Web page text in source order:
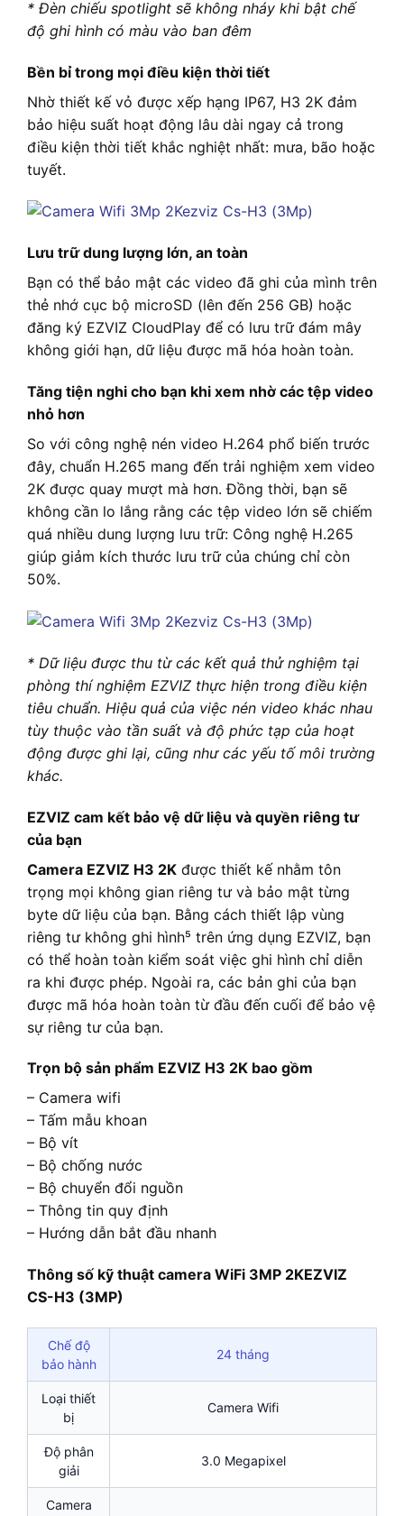
* Đèn chiếu spotlight sẽ không nháy khi bật chế
độ ghi hình có màu vào ban đêm
Bền bỉ trong mọi điều kiện thời tiết
Nhờ thiết kế vỏ được xếp hạng IP67, H3 2K đảm
bảo hiệu suất hoạt động lâu dài ngay cả trong
điều kiện thời tiết khắc nghiệt nhất: mưa, bão hoặc
tuyết.
Lưu trữ dung lượng lớn, an toàn
Bạn có thể bảo mật các video đã ghi của mình trên
thẻ nhớ cục bộ microSD (lên đến 256 GB) hoặc
đăng ký EZVIZ CloudPlay để có lưu trữ đám mây
không giới hạn, dữ liệu được mã hóa hoàn toàn.
Tăng tiện nghi cho bạn khi xem nhờ các tệp video
nhỏ hơn
So với công nghệ nén video H.264 phổ biến trước
đây, chuẩn H.265 mang đến trải nghiệm xem video
2K được quay mượt mà hơn. Đồng thời, bạn sẽ
không cần lo lắng rằng các tệp video lớn sẽ chiếm
quá nhiều dung lượng lưu trữ: Công nghệ H.265
giúp giảm kích thước lưu trữ của chúng chỉ còn
50%.
* Dữ liệu được thu từ các kết quả thử nghiệm tại
phòng thí nghiệm EZVIZ thực hiện trong điều kiện
tiêu chuẩn. Hiệu quả của việc nén video khác nhau
tùy thuộc vào tần suất và độ phức tạp của hoạt
động được ghi lại, cũng như các yếu tố môi trường
khác.
EZVIZ cam kết bảo vệ dữ liệu và quyền riêng tư
của bạn
Camera EZVIZ H3 2K được thiết kế nhằm tôn
trọng mọi không gian riêng tư và bảo mật từng
byte dữ liệu của bạn. Bằng cách thiết lập vùng
riêng tư không ghi hình⁵ trên ứng dụng EZVIZ, bạn
có thể hoàn toàn kiểm soát việc ghi hình chỉ diễn
ra khi được phép. Ngoài ra, các bản ghi của bạn
được mã hóa hoàn toàn từ đầu đến cuối để bảo vệ
sự riêng tư của bạn.
Trọn bộ sản phẩm EZVIZ H3 2K bao gồm
– Camera wifi
– Tấm mẫu khoan
– Bộ vít
– Bộ chống nước
– Bộ chuyển đổi nguồn
– Thông tin quy định
– Hướng dẫn bắt đầu nhanh
Thông số kỹ thuật camera WiFi 3MP 2KEZVIZ
CS-H3 (3MP)
Chế độ
bảo hành
24 tháng
Loại thiết
bị
Camera Wifi
Độ phân
giải
3.0 Megapixel
Camera